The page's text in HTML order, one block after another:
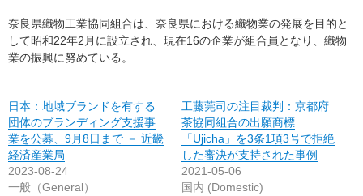
奈良県織物工業協同組合は、奈良県における織物業の発展を目的と
して昭和22年2月に設立され、現在16の企業が組合員となり、織物
業の振興に努めている。
日本：地域ブランドを有する
団体のブランディング支援事
業を公募、9月8日まで － 近畿
経済産業局
2023-08-24
一般（General）
工藤莞司の注目裁判：京都府
茶協同組合の出願商標
「Ujicha」を3条1項3号で拒絶
した審決が支持された事例
2021-05-06
国内 (Domestic)